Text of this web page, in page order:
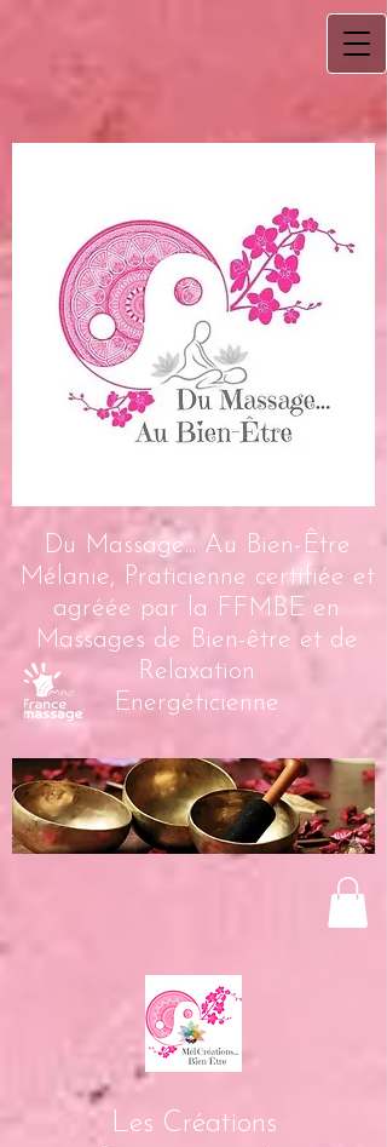
Du Massage... Au Bien-Être
Mélanie, Praticienne certifiée et
agréée par la FFMBE en
Massages de Bien-être et de
Relaxation
Energéticienne
Les Créations